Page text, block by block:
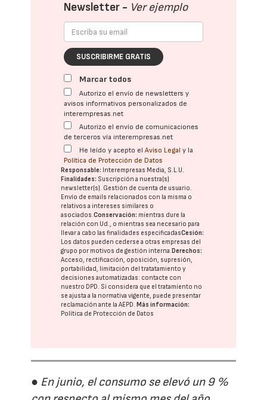
Newsletter - Ver ejemplo
SUSCRIBIRME GRATIS
Marcar todos
Autorizo el envío de newsletters y
avisos informativos personalizados de
interempresas.net
Autorizo el envío de comunicaciones
de terceros vía interempresas.net
He leído y acepto elAviso Legal y la
Política de Protección de Datos
Responsable: Interempresas Media, S.L.U.
Finalidades: Suscripción a nuestra(s)
newsletter(s). Gestión de cuenta de usuario.
Envío de emails relacionados con la misma o
relativos a intereses similares o
asociados.Conservación: mientras dure la
relación con Ud., o mientras sea necesario para
llevar a cabo las finalidades especificadasCesión:
Los datos pueden cederse a otras empresas del
grupo por motivos de gestión interna.Derechos:
Acceso, rectificación, oposición, supresión,
portabilidad, limitación del tratatamiento y
decisiones automatizadas: contacte con
nuestro DPD. Si considera que el tratamiento no
se ajusta a la normativa vigente, puede presentar
reclamación ante laAEPD.Más información:
Política de Protección de Datos
● En junio, el consumo se elevó un 9 %